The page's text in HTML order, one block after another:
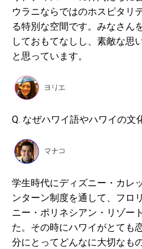
ウラニならではのホスピタリ
る特別な空間です。みなさん
しておもてなしし、素敵な思
と思っています。
Q. なぜハワイ語やハワイの文
学生時代にディズニー・カレ
ンターン制度を通して、フロ
ニー・ポリネシアン・リゾー
た。その時にハワイがとても
分にとってどんなに大切なも